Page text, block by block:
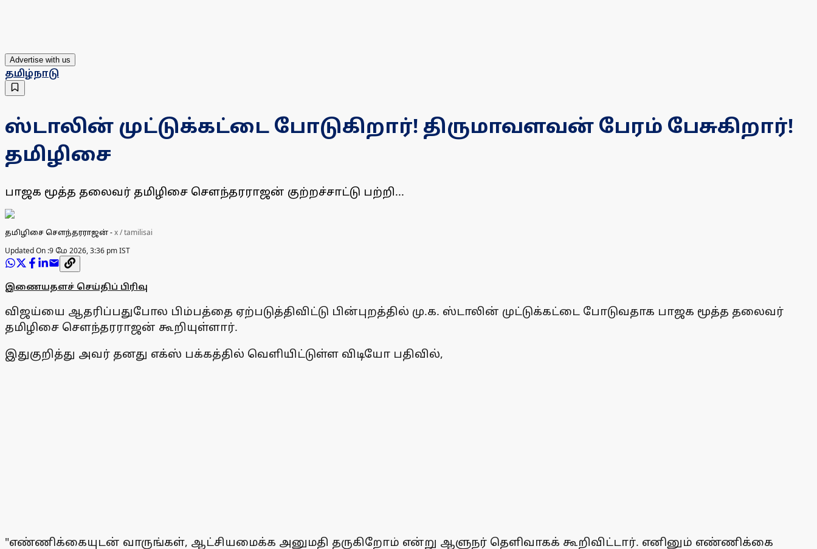
Advertise with us
தமிழ்நாடு
ஸ்டாலின் முட்டுக்கட்டை போடுகிறார்! திருமாவளவன் பேரம் பேசுகிறார்!
தமிழிசை
பாஜக மூத்த தலைவர் தமிழிசை சௌந்தரராஜன் குற்றச்சாட்டு பற்றி...
தமிழிசை சௌந்தரராஜன்-x / tamilisai
Updated On :9 மே 2026, 3:36 pm IST
இணையதளச் செய்திப் பிரிவு
விஜய்யை ஆதரிப்பதுபோல பிம்பத்தை ஏற்படுத்திவிட்டு பின்புறத்தில் மு.க. ஸ்டாலின் முட்டுக்கட்டை போடுவதாக பாஜக மூத்த தலைவர்
தமிழிசை சௌந்தரராஜன் கூறியுள்ளார்.
இதுகுறித்து அவர் தனது எக்ஸ் பக்கத்தில் வெளியிட்டுள்ள விடியோ பதிவில்,
"எண்ணிக்கையுடன் வாருங்கள், ஆட்சியமைக்க அனுமதி தருகிறோம் என்று ஆளுநர் தெளிவாகக் கூறிவிட்டார். எனினும் எண்ணிக்கை